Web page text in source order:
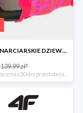
GOGLE NARCIARSKIE DZIEWCZĘCE -28%
139.99 zł*
*najniższa cena z 30 dni przed obniżką